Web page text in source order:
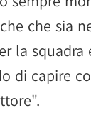
che sia
la
di capire